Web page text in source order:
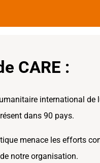
CARE :
international
dans 90 pays.
menace les efforts
notre organisation.